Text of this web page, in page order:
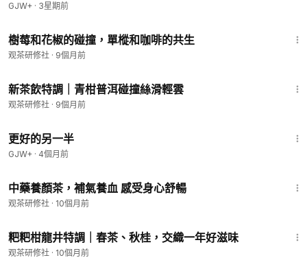
GJW+ · 3星期前
樹莓和花椒的碰撞，單樅和咖啡的共生
观茶研修社 · 9個月前
新茶飲特調｜青柑普洱碰撞絲滑輕雲
观茶研修社 · 9個月前
更好的另一半
GJW+ · 4個月前
中藥養顏茶，補氣養血 感受身心舒暢
观茶研修社 · 10個月前
粑粑柑龍井特調｜春茶、秋桂，交織一年好滋味
观茶研修社 · 10個月前